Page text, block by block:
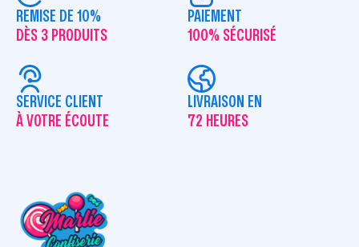
REMISE DE 10%
DÈS 3 PRODUITS
PAIEMENT
100% SÉCURISÉ
SERVICE CLIENT
À VOTRE ÉCOUTE
LIVRAISON EN
72 HEURES